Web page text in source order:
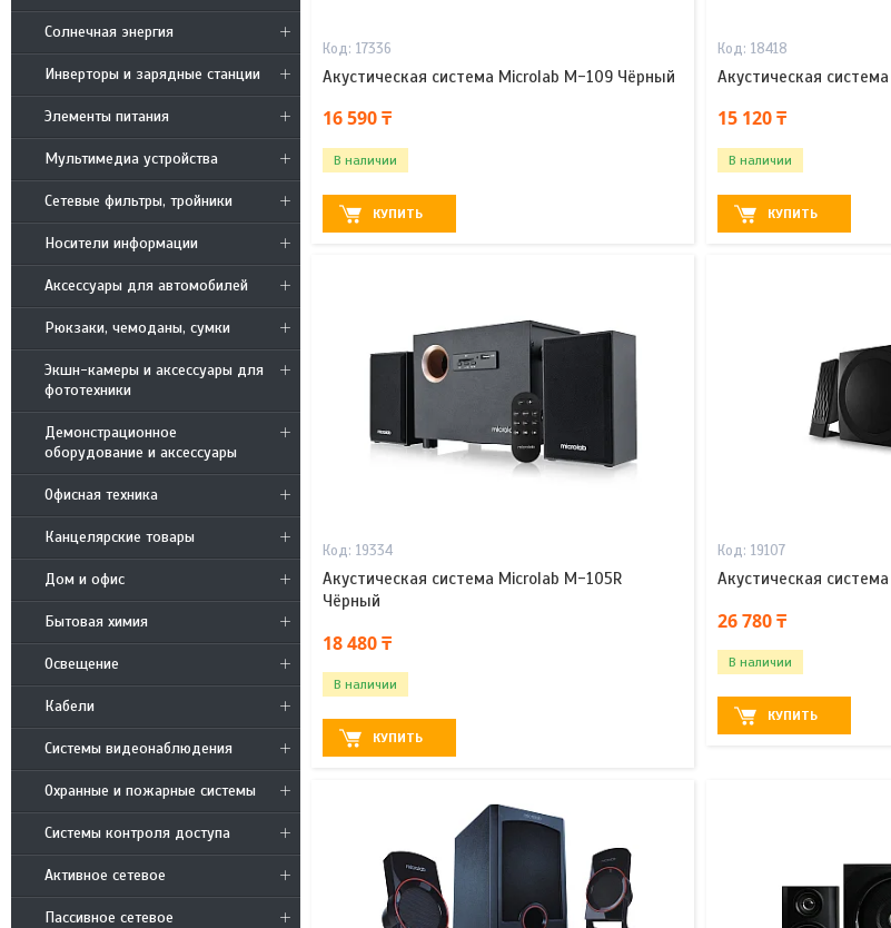
Солнечная энергия
Инверторы и зарядные станции
Элементы питания
Мультимедиа устройства
Сетевые фильтры, тройники
Носители информации
Аксессуары для автомобилей
Рюкзаки, чемоданы, сумки
Экшн-камеры и аксессуары для
фототехники
Демонстрационное
оборудование и аксессуары
Офисная техника
Канцелярские товары
Дом и офис
Бытовая химия
Освещение
Кабели
Системы видеонаблюдения
Охранные и пожарные системы
Системы контроля доступа
Активное сетевое
Пассивное сетевое
17336
Акустическая система Microlab M-109 Чёрный
16 590 ₸
В наличии
КУПИТЬ
18418
Акустическая
15 120 ₸
В наличии
КУПИТЬ
19334
Акустическая система Microlab M-105R
Чёрный
18 480 ₸
В наличии
КУПИТЬ
19107
Акустическая
26 780 ₸
В наличии
КУПИТЬ